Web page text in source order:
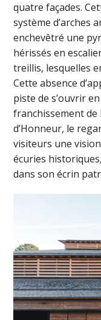
quatre façades.
système d’arches
enchevêtré une
hérissés en
treillis, lesquelles
Cette absence
piste de s’ouvrir
franchissement de
d’Honneur, le
visiteurs une
écuries
dans son écrin